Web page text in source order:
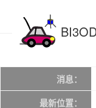
消息：
最新位置：